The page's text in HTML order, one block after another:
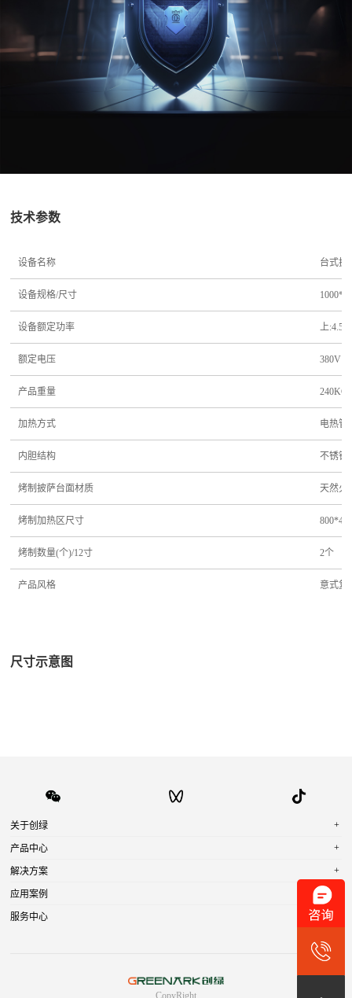
技术参数
设备名称 台式披
设备规格/尺寸
设备额定功率 上
额定电压 380V
产品重量 240KG
加热方式 电热管
内胆结构 不锈钢
烤制披萨台面材质 天然火
烤制加热区尺寸
烤制数量(个)/12寸 2个
产品风格 意式复
尺寸示意图
关于创绿 +
产品中心 +
解决方案 +
应用案例
服务中心